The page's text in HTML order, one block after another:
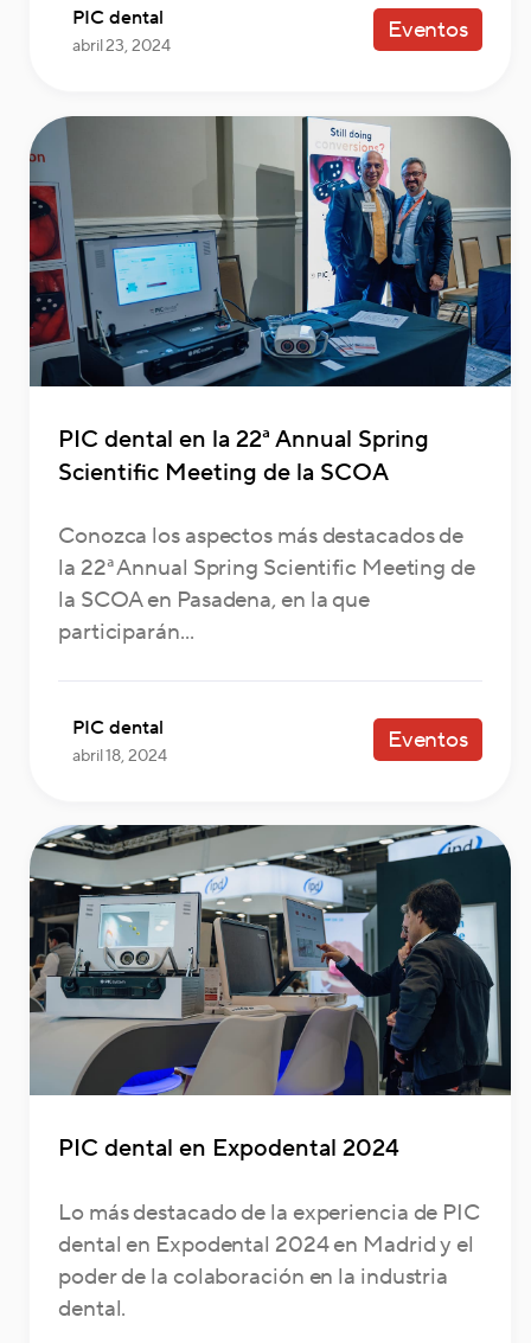
PIC dental
abril 23, 2024
Eventos
PIC dental en la 22ª Annual Spring
Scientific Meeting de la SCOA
Conozca los aspectos más destacados de
la 22ª Annual Spring Scientific Meeting de
la SCOA en Pasadena, en la que
participarán...
PIC dental
abril 18, 2024
Eventos
PIC dental en Expodental 2024
Lo más destacado de la experiencia de PIC
dental en Expodental 2024 en Madrid y el
poder de la colaboración en la industria
dental.